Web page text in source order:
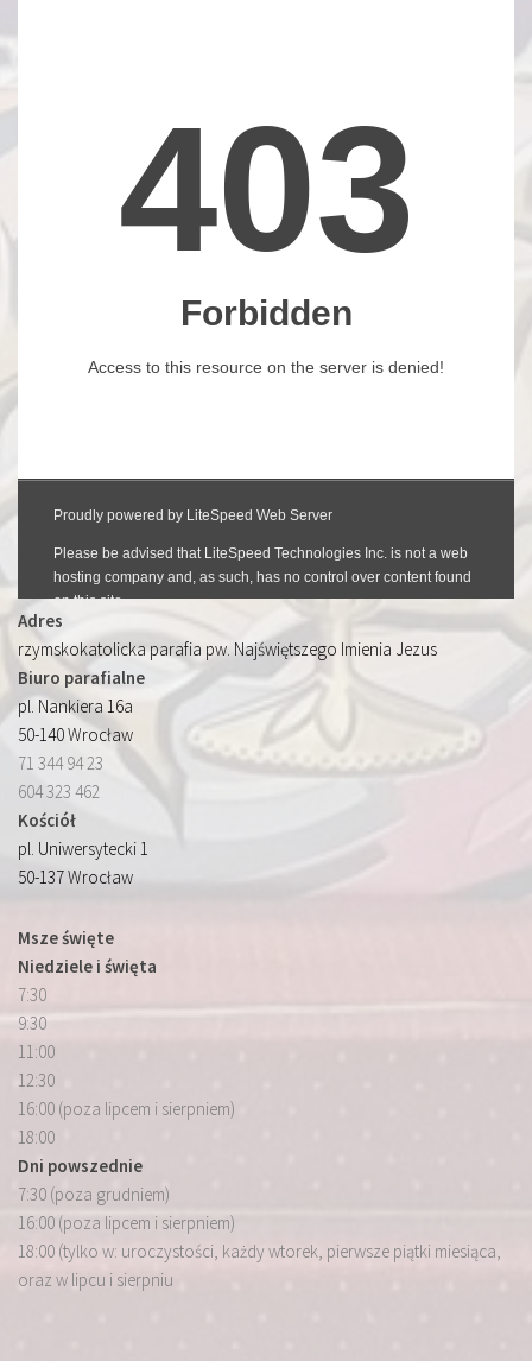
Adres
rzymskokatolicka parafia pw. Najświętszego Imienia Jezus
Biuro parafialne
pl. Nankiera 16a
50-140 Wrocław
71 344 94 23
604 323 462
Kościół
pl. Uniwersytecki 1
50-137 Wrocław
Msze święte
Niedziele i święta
7:30
9:30
11:00
12:30
16:00 (poza lipcem i sierpniem)
18:00
Dni powszednie
7:30 (poza grudniem)
16:00 (poza lipcem i sierpniem)
18:00 (tylko w: uroczystości, każdy wtorek, pierwsze piątki miesiąca,
oraz w lipcu i sierpniu